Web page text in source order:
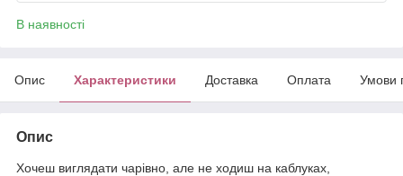
В наявності
Опис Характеристики Доставка Оплата Умови
Опис
Хочеш виглядати чарівно, але не ходиш на каблуках,